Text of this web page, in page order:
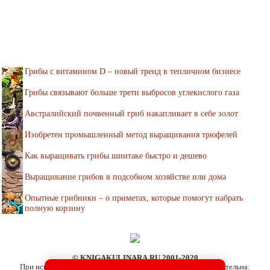
Грибы с витамином D – новый тренд в тепличном бизнесе
Грибы связывают больше трети выбросов углекислого газа
Австралийский почвенный гриб накапливает в себе золот
Изобретен промышленный метод выращивания трюфелей
Как выращивать грибы шиитаке быстро и дешево
Выращивание грибов в подсобном хозяйстве или дома
Опытные грибники – о приметах, которые помогут набрать
полную корзину
© KNIGAKULINARA.RU 2001-2020
При использовании материалов сайта активная ссылка обязательна: